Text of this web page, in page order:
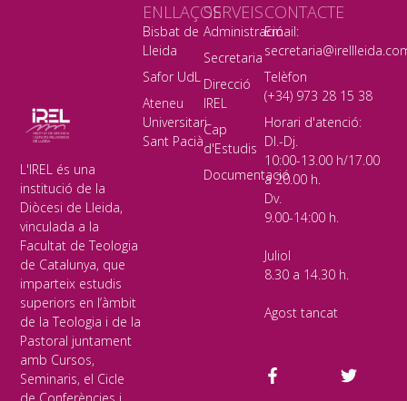
L'IREL és una
institució de la
Diòcesi de Lleida,
vinculada a la
Facultat de Teologia
de Catalunya, que
imparteix estudis
superiors en l’àmbit
de la Teologia i de la
Pastoral juntament
amb Cursos,
Seminaris, el Cicle
SERVEIS
Administració
Secretaria
Direcció
IREL
Cap
d'Estudis
Documentació
ENLLAÇOS
Bisbat de
Lleida
Safor UdL
Ateneu
Universitari
Sant Pacià
CONTACTE
Email:
Telèfon
(+34) 973 28 15 38
Horari d'atenció:
Dl.-Dj.
10:00-13.00 h/17.00
a 20.00 h.
Dv.
9.00-14:00 h.
Juliol
8.30 a 14.30 h.
Agost tancat